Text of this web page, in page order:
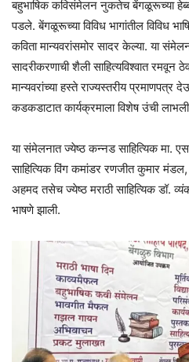
बहुभाषिक कविसंमेलन नुकतेच बेंगळूरूच्या
पडले. बेंगळूरूच्या विविध भागांतील विविध
कविता मान्यवरांसमोर सादर केल्या. या
सादरीकरणाची शैली साहित्यविश्वात रमवून
मान्यवरांच्या हस्ते राज्यस्तरीय प्रमाणपत्र
कडकडाटात कार्यक्रमाला विशेष उंची
या संमेलनात ज्येष्ठ कन्नड साहित्यिक मा.
साहित्यिक विंग कमांडर रणजीत कुमार मंडल,
अहमद तसेच ज्येष्ठ मराठी साहित्यिक डॉ.
भाषणे झाली.